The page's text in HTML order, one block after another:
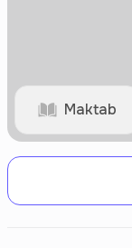
Maktab